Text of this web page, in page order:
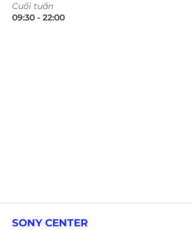
​Cuối tuần
09:30 - 22:00​​​
SONY CENTER